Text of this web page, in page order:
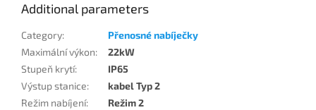
Additional parameters
Category:
Přenosné nabíječky
Maximální výkon:
22kW
Stupeň krytí:
IP65
Výstup stanice:
kabel Typ 2
Režim nabíjení:
Režim 2